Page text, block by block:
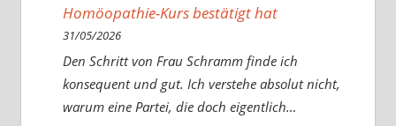
Homöopathie-Kurs bestätigt hat
31/05/2026
Den Schritt von Frau Schramm finde ich
konsequent und gut. Ich verstehe absolut nicht,
warum eine Partei, die doch eigentlich…